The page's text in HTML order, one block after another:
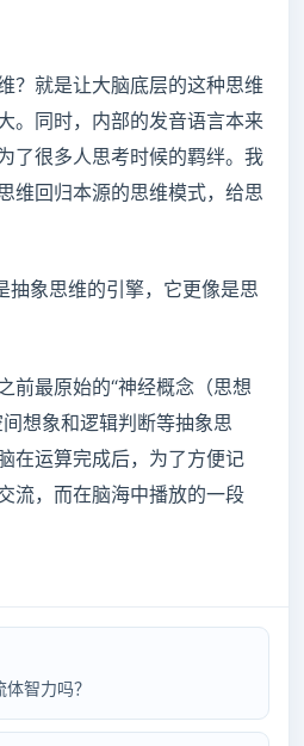
？就是让大脑底层的这种思维
。同时，内部的发音语言本来
了很多人思考时候的羁绊。我
维回归本源的思维模式，给思
抽象思维的引擎，它更像是思
前最原始的“神经概念（思想
想象和逻辑判断等抽象思
在运算完成后，为了方便记
流，而在脑海中播放的一段
智力吗？